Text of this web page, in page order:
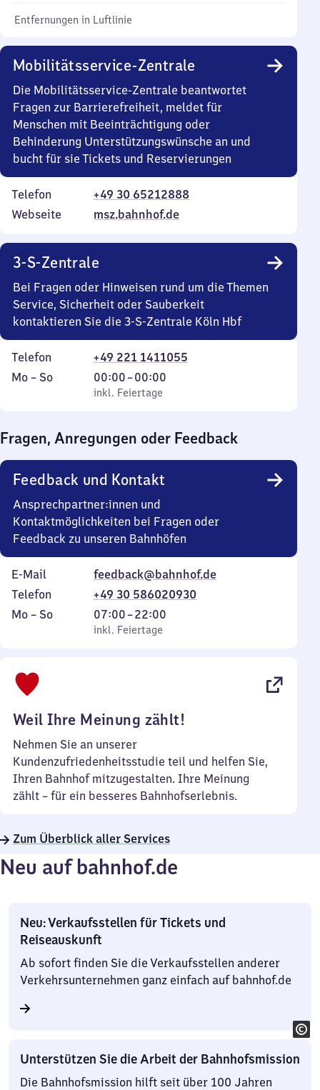
Entfernungen in Luftlinie
Mobilitätsservice-Zentrale
Die Mobilitätsservice-Zentrale beantwortet
Fragen zur Barrierefreiheit, meldet für
Menschen mit Beeinträchtigung oder
Behinderung Unterstützungswünsche an und
bucht für sie Tickets und Reservierungen
Telefon
+49 30 65212888
Webseite
msz.bahnhof.de
3-S-Zentrale
Bei Fragen oder Hinweisen rund um die Themen
Service, Sicherheit oder Sauberkeit
kontaktieren Sie die 3-S-Zentrale Köln Hbf
Telefon
+49 221 1411055
Montag
Mo – So,
inkl. Feiertage
00:00–00:00
Von
0
0
Uhr
inkl. Feiertage
Fragen, Anregungen oder Feedback
Feedback und Kontakt
Ansprechpartner:innen und
Kontaktmöglichkeiten bei Fragen oder
Feedback zu unseren Bahnhöfen
E-Mail
feedback@bahnhof.de
Telefon
+49 30 586020930
Montag
Mo – So,
inkl. Feiertage
07:00–22:00
Von
7
inkl. Feiertage
Weil Ihre Meinung zählt!
Nehmen Sie an unserer
Kundenzufriedenheitsstudie teil und helfen Sie,
Ihren Bahnhof mitzugestalten. Ihre Meinung
zählt – für ein besseres Bahnhofserlebnis.
Zum Überblick aller Services
Neu auf bahnhof.de
Neu: Verkaufsstellen für Tickets und
Reiseauskunft
Ab sofort finden Sie die Verkaufsstellen anderer
Verkehrsunternehmen ganz einfach auf bahnhof.de
Unterstützen Sie die Arbeit der Bahnhofsmission
Die Bahnhofsmission hilft seit über 100 Jahren